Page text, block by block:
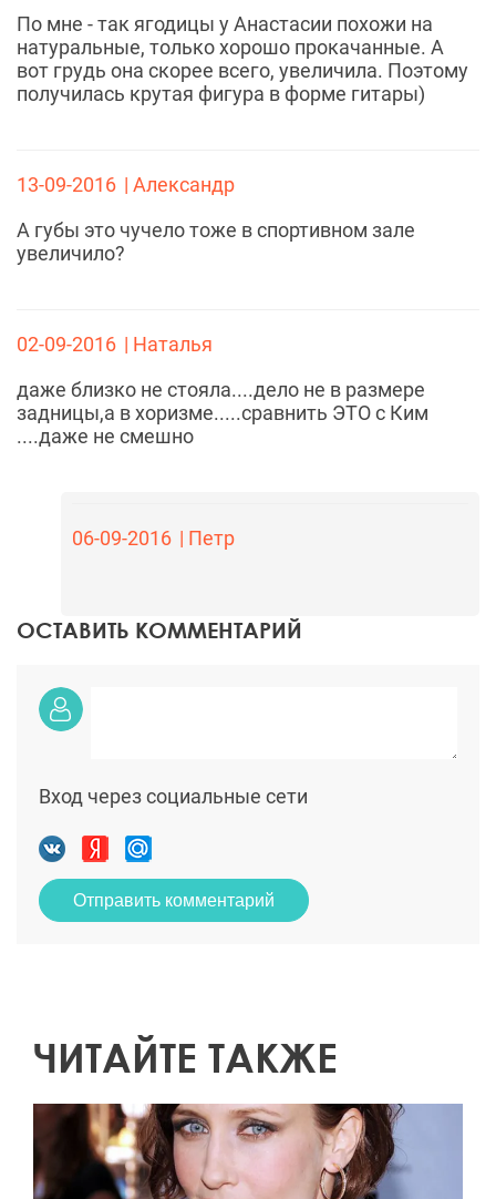
По мне - так ягодицы у Анастасии похожи на
натуральные, только хорошо прокачанные. А
вот грудь она скорее всего, увеличила. Поэтому
получилась крутая фигура в форме гитары)
13-09-2016 | Александр
А губы это чучело тоже в спортивном зале
увеличило?
02-09-2016 | Наталья
даже близко не стояла....дело не в размере
задницы,а в хоризме.....сравнить ЭТО с Ким
....даже не смешно
06-09-2016 | Петр
ОСТАВИТЬ КОММЕНТАРИЙ
Вход через социальные сети
Отправить комментарий
ЧИТАЙТЕ ТАКЖЕ